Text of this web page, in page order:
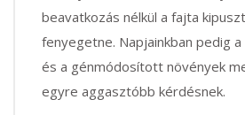
beavatkozás nélkül a fajta
fenyegetne. Napjainkban pedig
és a génmódosított növények
egyre aggasztóbb kérdésnek.